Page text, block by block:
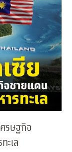
รษฐกิจ
ะเล